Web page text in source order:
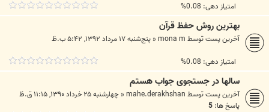
امتیاز دهی: 0.08%
بهترین روش حفظ قرآن
آخرین پست توسطmona m
« پنج‌شنبه ۱۷ مرداد ۱۳۹۲, ۵:۴۲ ب.ظ
امتیاز دهی: 0.08%
سالها در جستجوی جواب هستم
آخرین پست توسطmahe.derakhshan
« چهارشنبه ۲۵ خرداد ۱۳۹۰, ۱۱:۱۵ ق.ظ
پاسخ ها: 5